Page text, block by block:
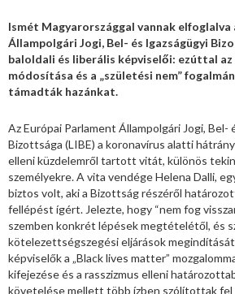
Ismét Magyarországgal vannak elfoglalva
Állampolgári Jogi, Bel- és Igazságügyi
baloldali és liberális képviselői: ezúttal az
módosítása és a „születési nem”
támadták hazánkat.
Az Európai Parlament Állampolgári Jogi, Bel-
Bizottsága (LIBE) a koronavírus alatti
elleni küzdelemről tartott vitát, különös
személyekre. A vita vendége Helena Dalli,
biztos volt, aki a Bizottság részéről
fellépést ígért. Jelezte, hogy “nem fog
szemben konkrét lépések megtételétől, és
kötelezettségszegési eljárások
képviselők a „Black lives matter”
kifejezése és a rasszizmus elleni
követelése mellett több ízben szólítottak fel